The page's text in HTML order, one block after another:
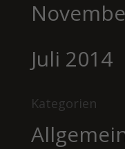
Juli 2014
Kategorien